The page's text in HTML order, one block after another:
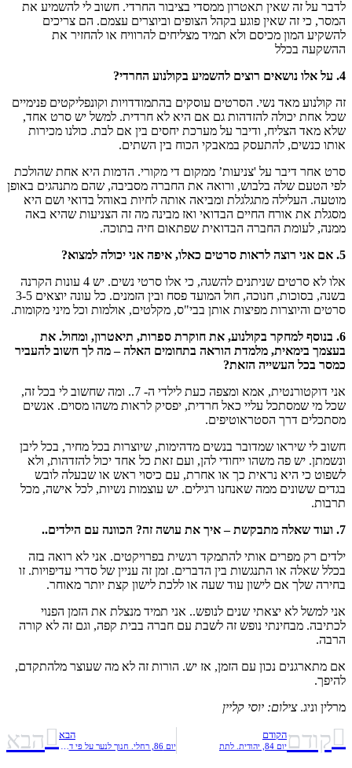
לדבר על זה שאין תאטרון ממסדי בציבור החרדי. חשוב לי להשמיע את
המסר, כי זה שאין פוגע בקהל הצופים וביוצרים עצמם. הם צריכים
להשקיע המון מכיסם ולא תמיד מצליחים להרוויח או להחזיר את
ההשקעה בכלל
4. על אלו נושאים רוצים להשמיע בקולנוע החרדי?
זה קולנוע מאד נשי. הסרטים עוסקים בהתמודדויות וקונפליקטים פנימיים
שכל אחת יכולה להזדהות גם אם היא לא חרדית. למשל יש סרט אחד,
שלא מאד הצליח, ודיבר על מערכת יחסים בין אם לבת. כולנו מכירות
אותו כנשים, להתעסק במאבקי הכוח בין השתים.
סרט אחר דיבר על 'צניעות’ ממקום די מקורי. הדמות היא אחת שהולכת
לפי הטעם שלה בלבוש, ורואה את החברה מסביבה, שהם מתנהגים באופן
מוטעה. העלילה מתגלגלת ומביאה אותה לחיות באוהל בדואי ושם היא
מסגלת את אורח החיים הבדואי ואז מבינה מה זה הצניעות שהיא באה
ממנה, לעומת החברה הבדואית שפתאום חיה בתוכה.
5. אם אני רוצה לראות סרטים כאלו, איפה אני יכולה למצוא?
אלו לא סרטים שניתנים להשגה, כי אלו סרטי נשים. יש 4 עונות הקרנה
בשנה, בסוכות, חנוכה, חול המועד פסח ובין הזמנים. כל עונה יוצאים 3-5
סרטים והיוצרות מפיצות אותן בבי"ס, מקלטים, אולמות וכל מיני מקומות.
6. בנוסף למחקר בקולנוע, את חוקרת ספרות, תיאטרון, ומחול. את
בעצמך בימאית, מלמדת הוראה בתחומים האלה – מה לך חשוב להעביר
כמסר בכל העשייה הזאת?
אני דוקטורנטית, אמא ומצפה כעת לילדי ה- 7.. ומה שחשוב לי בכל זה,
שכל מי שמסתכל עליי כאל חרדית, יפסיק לראות משהו מסוים. אנשים
מסתכלים דרך הסטראוטיפים.
חשוב לי שיראו שמדובר בנשים מדהימות, שיוצרות בכל מחיר, בכל ליבן
ונשמתן. יש פה משהו ייחודי להן, ועם זאת כל אחד יכול להזדהות, ולא
לשפוט כי היא נראית כך או אחרת, עם כיסוי ראש או שבעלה לובש
בגדים ששונים ממה שאנחנו רגילים. יש עוצמות נשיות, לכל אישה, מכל
תרבות.
7. ועוד שאלה מתבקשת – איך את עושה זה? הכוונה עם הילדים..
ילדים רק מפרים אותי להתמקד רגשית בפרויקטים. אני לא רואה בזה
בכלל שאלה או התנגשות בין הדברים. זמן זה עניין של סדרי עדיפויות. זו
בחירה שלך אם לישון עוד שעה או ללכת לישון קצת יותר מאוחר.
אני למשל לא יצאתי שנים לנופש.. אני תמיד מנצלת את הזמן הפנוי
לכתיבה. מבחינתי נופש זה לשבת עם חברה בבית קפה, וגם זה לא קורה
הרבה.
אם מתארגנים נכון עם הזמן, אז יש. הורות זה לא מה שעוצר מלהתקדם,
להיפך.
מרלין וניג.צילום: יוסי קליין
קודםהקודם
יום 84, יהודית. לתת
הבא הבא